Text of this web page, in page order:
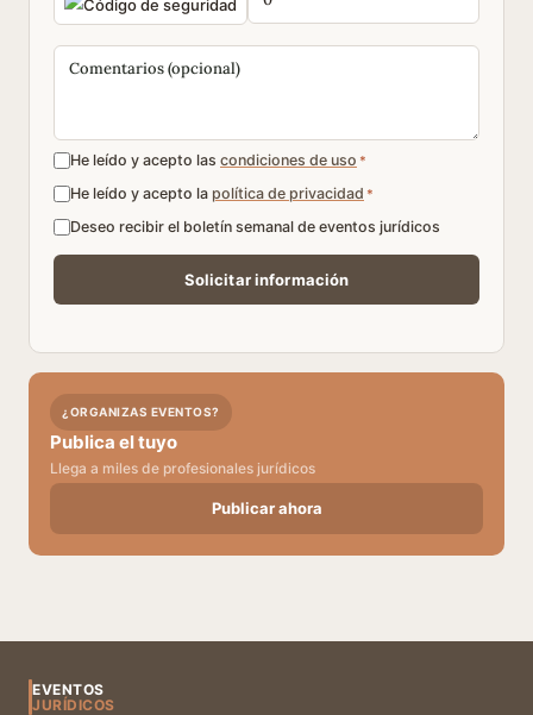
He leído y acepto las condiciones de uso *
He leído y acepto la política de privacidad *
Deseo recibir el boletín semanal de eventos jurídicos
¿ORGANIZAS EVENTOS?
Publica el tuyo
Llega a miles de profesionales jurídicos
Publicar ahora
EVENTOS
JURÍDICOS